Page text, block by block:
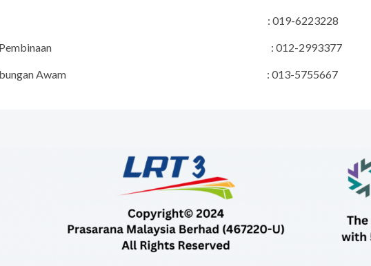
Projek : 019-6223228
Pengurus Pembinaan : 012-2993377
Perhubungan Awam : 013-5755667